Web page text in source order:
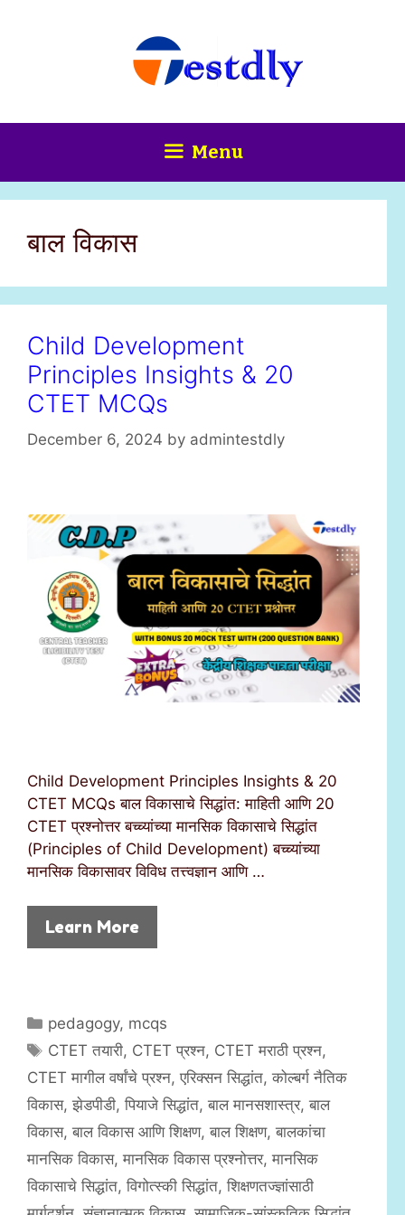
Menu
बाल विकास
Child Development
Principles Insights & 20
CTET MCQs
December 6, 2024 by admintestdly
Child Development Principles Insights & 20
CTET MCQs बाल विकासाचे सिद्धांत: माहिती आणि 20
CTET प्रश्नोत्तर बच्च्यांच्या मानसिक विकासाचे सिद्धांत
(Principles of Child Development) बच्च्यांच्या
मानसिक विकासावर विविध तत्त्वज्ञान आणि …
Learn More
C
a
e
g
o
r
i
pedagogy, mcqs
T
a
s
CTET तयारी, CTET प्रश्न, CTET मराठी प्रश्न,
CTET मागील वर्षांचे प्रश्न, एरिक्सन सिद्धांत, कोल्बर्ग नैतिक
विकास, झेडपीडी, पियाजे सिद्धांत, बाल मानसशास्त्र, बाल
विकास, बाल विकास आणि शिक्षण, बाल शिक्षण, बालकांचा
मानसिक विकास, मानसिक विकास प्रश्नोत्तर, मानसिक
विकासाचे सिद्धांत, विगोत्स्की सिद्धांत, शिक्षणतज्ज्ञांसाठी